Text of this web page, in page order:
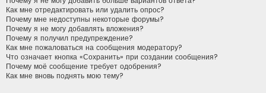
Как мне отредактировать или удалить опрос?
Почему мне недоступны некоторые форумы?
Почему я не могу добавлять вложения?
Почему я получил предупреждение?
Как мне пожаловаться на сообщения модератору?
Что означает кнопка «Сохранить» при создании сообщения?
Почему моё сообщение требует одобрения?
Как мне вновь поднять мою тему?